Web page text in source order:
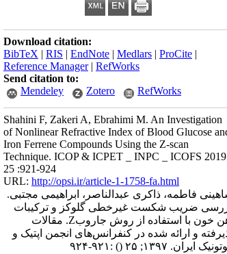
Download citation:
BibTeX | RIS | EndNote | Medlars | ProCite |
Reference Manager| RefWorks
Send citation to:
Mendeley
Zotero RefWorks
Shahini F, Zakeri A, Ebrahimi M. An Investigation
of Nonlinear Refractive Index of Blood Glucose
Iron Ferrene Compounds Using the Z-scan
Technique. ICOP & ICPET _ INPC _ ICOFS
25 :921-924
URL: http://opsi.ir/article-1-1758-fa.html
فاطمه، ذاکری عبدالناصر، ابراهیمی مجتبی.
ضریب شکست غیرخطی گلوکز و ترکیبات
آهن خون با استفاده از روش جاروبZ. مقالات
و ارائه شده در کنفرانس‌های انجمن اپتیک و
ایران. ۱۳۹۷; ۲۵
() :۹۲۱-۹۲۴